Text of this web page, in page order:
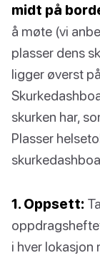
midt på
å møte (vi
plasser dens
ligger øverst
skurken har,
Plasser
1. Oppsett:
i hver lokasjon